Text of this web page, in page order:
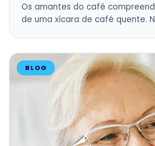
Os amantes do café
de uma xícara de café quente.
BLOG